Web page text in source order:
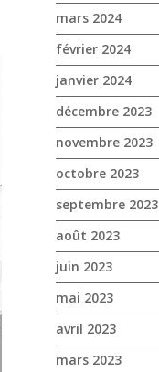
mars 2024
février 2024
janvier 2024
décembre 2023
novembre 2023
octobre 2023
septembre 2023
août 2023
juin 2023
mai 2023
avril 2023
mars 2023